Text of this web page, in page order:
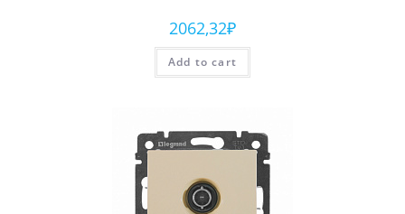
2062,32₽
Add to cart